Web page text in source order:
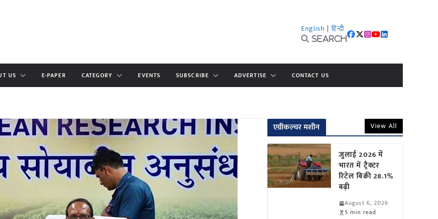
English | हिन्दी
Search
US E-PAPER CATEGORY EVENTS SUBSCRIBE ADVERTISE CONTACT US
एग्रीकल्चर मशीन View All
जुलाई 2026 में
भारत में ट्रैक्टर
रिटेल बिक्री 28.1%
बढ़ी
August 6, 2026
5 min read